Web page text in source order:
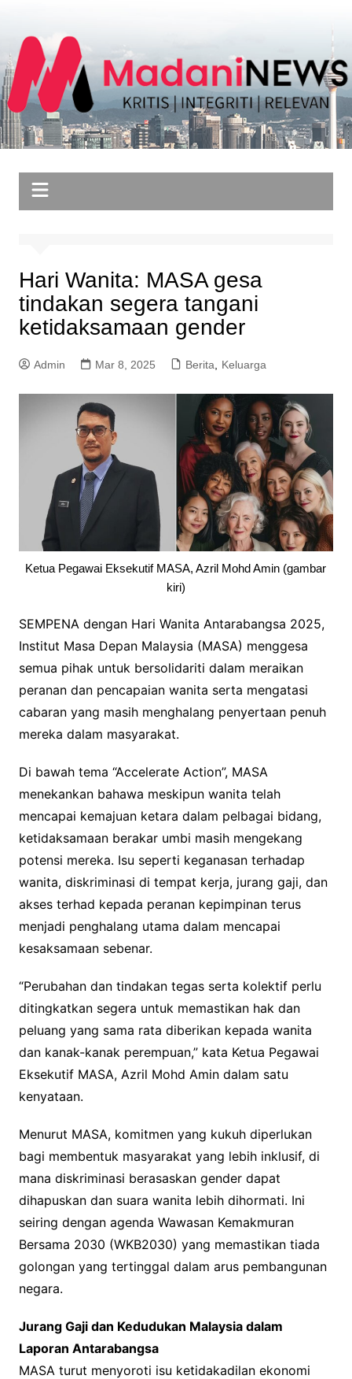
content
Hari Wanita: MASA gesa
tindakan segera tangani
ketidaksamaan gender
Admin Mar 8, 2025 Berita, Keluarga
Ketua Pegawai Eksekutif MASA, Azril Mohd Amin (gambar
kiri)
SEMPENA dengan Hari Wanita Antarabangsa 2025,
Institut Masa Depan Malaysia (MASA) menggesa
semua pihak untuk bersolidariti dalam meraikan
peranan dan pencapaian wanita serta mengatasi
cabaran yang masih menghalang penyertaan penuh
mereka dalam masyarakat.
Di bawah tema “Accelerate Action”, MASA
menekankan bahawa meskipun wanita telah
mencapai kemajuan ketara dalam pelbagai bidang,
ketidaksamaan berakar umbi masih mengekang
potensi mereka. Isu seperti keganasan terhadap
wanita, diskriminasi di tempat kerja, jurang gaji, dan
akses terhad kepada peranan kepimpinan terus
menjadi penghalang utama dalam mencapai
kesaksamaan sebenar.
“Perubahan dan tindakan tegas serta kolektif perlu
ditingkatkan segera untuk memastikan hak dan
peluang yang sama rata diberikan kepada wanita
dan kanak-kanak perempuan,” kata Ketua Pegawai
Eksekutif MASA, Azril Mohd Amin dalam satu
kenyataan.
Menurut MASA, komitmen yang kukuh diperlukan
bagi membentuk masyarakat yang lebih inklusif, di
mana diskriminasi berasaskan gender dapat
dihapuskan dan suara wanita lebih dihormati. Ini
seiring dengan agenda Wawasan Kemakmuran
Bersama 2030 (WKB2030) yang memastikan tiada
golongan yang tertinggal dalam arus pembangunan
negara.
Jurang Gaji dan Kedudukan Malaysia dalam
Laporan Antarabangsa
MASA turut menyoroti isu ketidakadilan ekonomi